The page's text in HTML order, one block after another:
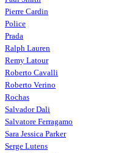
Pierre Cardin
Police
Prada
Ralph Lauren
Remy Latour
Roberto Cavalli
Roberto Verino
Rochas
Salvador Dali
Salvatore Ferragamo
Sara Jessica Parker
Serge Lutens